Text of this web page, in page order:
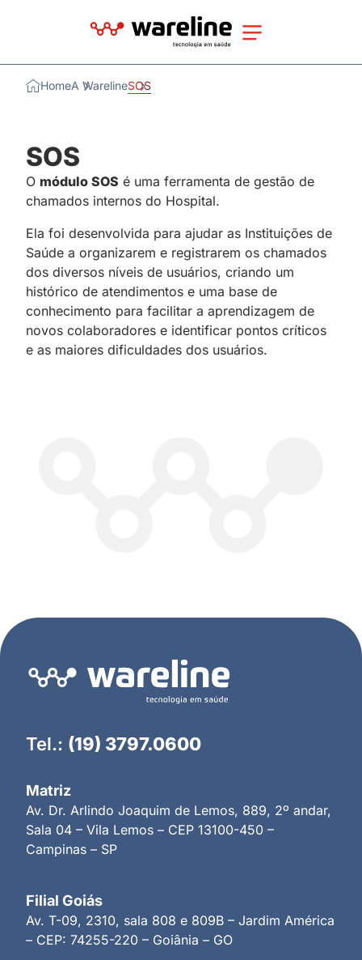
HomeA WarelineSOS
SOS
O módulo SOS é uma ferramenta de gestão de
chamados internos do Hospital.
Ela foi desenvolvida para ajudar as Instituições de
Saúde a organizarem e registrarem os chamados
dos diversos níveis de usuários, criando um
histórico de atendimentos e uma base de
conhecimento para facilitar a aprendizagem de
novos colaboradores e identificar pontos críticos
e as maiores dificuldades dos usuários.
Tel.: (19) 3797.0600
Matriz
Av. Dr. Arlindo Joaquim de Lemos, 889, 2º andar,
Sala 04 – Vila Lemos – CEP 13100-450 –
Campinas – SP
Filial Goiás
Av. T-09, 2310, sala 808 e 809B – Jardim América
– CEP: 74255-220 – Goiânia – GO